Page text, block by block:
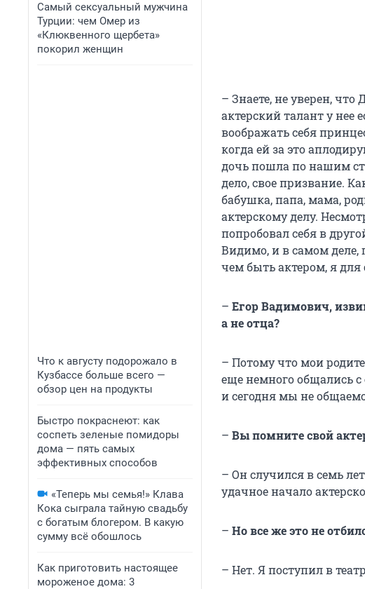
Самый сексуальный мужчина
Турции: чем Омер из
«Клюквенного щербета»
покорил женщин
Что к августу подорожало в
Кузбассе больше всего —
обзор цен на продукты
Быстро покраснеют: как
соспеть зеленые помидоры
дома — пять самых
эффективных способов
«Теперь мы семья!» Клава
Кока сыграла тайную свадьбу
с богатым блогером. В какую
сумму всё обошлось
Как приготовить настоящее
мороженое дома: 3
– Знаете, не уверен,
актерский талант у нее
воображать себя
когда ей за это
дочь пошла по нашим
дело, свое призвание.
бабушка, папа, мама,
актерскому делу.
попробовал себя в
Видимо, и в самом деле,
чем быть актером, я для
– Егор Вадимович,
а не отца?
– Потому что мои
еще немного общались
и сегодня мы не
– Вы помните свой
– Он случился в семь
удачное начало
– Но все же это не
– Нет. Я поступил в